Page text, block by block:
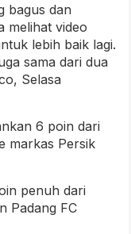
bagus dan
melihat video
lebih baik lagi.
sama dari dua
Selasa
6 poin dari
markas Persik
penuh dari
Padang FC